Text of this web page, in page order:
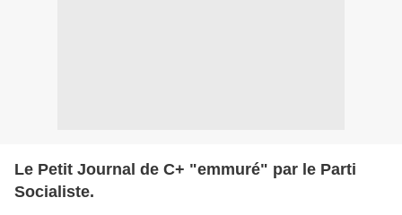
Le Petit Journal de C+ "emmuré" par le Parti
Socialiste.